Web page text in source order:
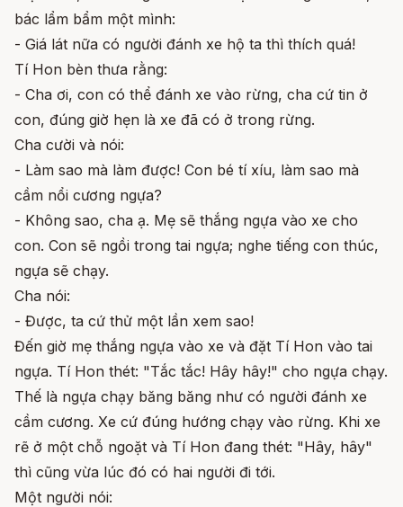
bác lẩm bẩm một mình:
- Giá lát nữa có người đánh xe hộ ta thì thích quá!
Tí Hon bèn thưa rằng:
- Cha ơi, con có thể đánh xe vào rừng, cha cứ tin ở
con, đúng giờ hẹn là xe đã có ở trong rừng.
Cha cười và nói:
- Làm sao mà làm được! Con bé tí xíu, làm sao mà
cầm nổi cương ngựa?
- Không sao, cha ạ. Mẹ sẽ thắng ngựa vào xe cho
con. Con sẽ ngồi trong tai ngựa; nghe tiếng con thúc,
ngựa sẽ chạy.
Cha nói:
- Được, ta cứ thử một lần xem sao!
Đến giờ mẹ thắng ngựa vào xe và đặt Tí Hon vào tai
ngựa. Tí Hon thét: "Tắc tắc! Hây hây!" cho ngựa chạy.
Thế là ngựa chạy băng băng như có người đánh xe
cầm cương. Xe cứ đúng hướng chạy vào rừng. Khi xe
rẽ ở một chỗ ngoặt và Tí Hon đang thét: "Hây, hây"
thì cũng vừa lúc đó có hai người đi tới.
Một người nói: